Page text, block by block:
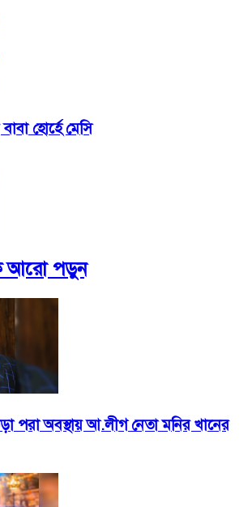
হোর্হে মেসি
আরো পড়ুন
পরা অবস্থায় আ.লীগ নেতা মনির খানের